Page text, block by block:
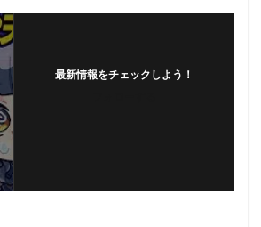
最新情報をチェックしよう！